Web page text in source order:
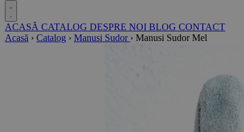
ACASĂ CATALOG DESPRE NOI BLOG CONTACT
Acasă › Catalog › Manusi Sudor › Manusi Sudor Mel